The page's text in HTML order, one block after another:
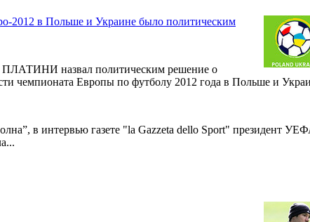
2012 в Польше и Украине было политическим
назвал политическим решение о
чемпионата Европы по футболу 2012 года в Польше и
в интервью газете "la Gazzeta dello Sport" президент